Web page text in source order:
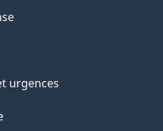
urgences